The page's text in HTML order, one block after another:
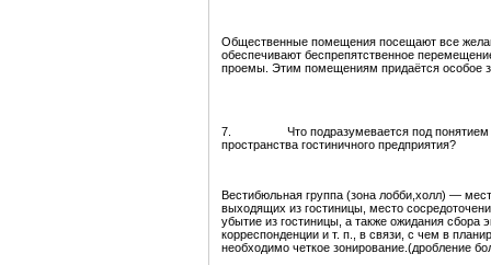
Общественные помещения посещают все
обеспечивают беспрепятственное
проемы. Этим помещениям придаётся особое
7. Что подразумевается под понятием
пространства гостиничного предприятия?
Вестибюльная группа (зона лобби,холл) —
выходящих из гостиницы, место
убытие из гостиницы, а также ожидания сбора
корреспонденции и т. п., в связи, с чем в
необходимо четкое зонирование.(дробление